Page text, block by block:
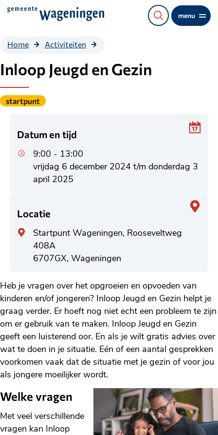
Direct
content
menu
Home Activiteiten
Gezin
Inloop Jeugd en Gezin
Gepubliceerd
categorie:
startpunt
Datum en tijd
9:00 - 13:00
vrijdag 6 december 2024 t/m donderdag 3
april 2025
Locatie
Algemeen
adres
Startpunt Wageningen, Rooseveltweg
408A
6707GX, Wageningen
Heb je vragen over het opgroeien en opvoeden van
kinderen en/of jongeren? Inloop Jeugd en Gezin helpt je
graag verder. Er hoeft nog niet echt een probleem te zijn
om er gebruik van te maken. Inloop Jeugd en Gezin
geeft een luisterend oor. En als je wilt gratis advies over
wat te doen in je situatie. Eén of een aantal gesprekken
voorkomen vaak dat de situatie met je gezin of voor jou
als jongere moeilijker wordt.
Welke vragen
Met veel verschillende
vragen kan Inloop